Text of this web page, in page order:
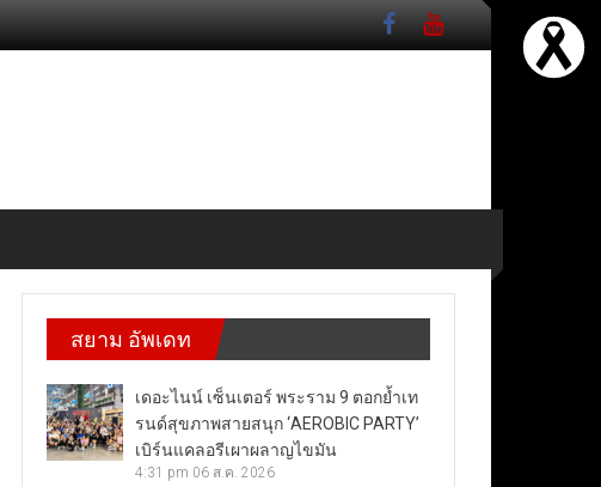
สยาม อัพเดท
เดอะไนน์ เซ็นเตอร์ พระราม 9 ตอกย้ำเท
รนด์สุขภาพสายสนุก ‘AEROBIC PARTY’
เบิร์นแคลอรีเผาผลาญไขมัน
4:31 pm 06 ส.ค. 2026